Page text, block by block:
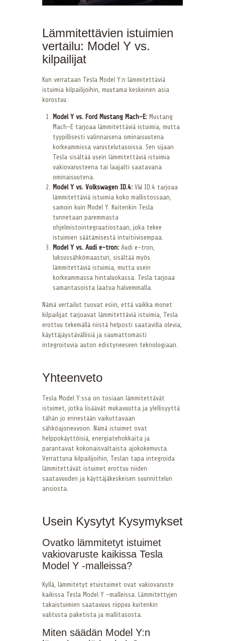
Lämmitettävien istuimien
vertailu: Model Y vs.
kilpailijat
Kun verrataan Tesla Model Y:n lämmitettäviä
istuimia kilpailijoihin, muutama keskeinen asia
korostuu:
Model Y vs. Ford Mustang Mach-E: Mustang
Mach-E tarjoaa lämmitettäviä istuimia, mutta
tyypillisesti valinnaisena ominaisuutena
korkeammissa varustelutasoissa. Sen sijaan
Tesla sisältää usein lämmitettäviä istuimia
vakiovarusteena tai laajalti saatavana
ominaisuutena.
Model Y vs. Volkswagen ID.4: VW ID.4 tarjoaa
lämmitettäviä istuimia koko mallistossaan,
samoin kuin Model Y. Kuitenkin Tesla
tunnetaan paremmasta
ohjelmistointegraatiostaan, joka tekee
istuimien säätämisestä intuitiivisempaa.
Model Y vs. Audi e-tron: Audi e-tron,
luksussähkömaasturi, sisältää myös
lämmitettäviä istuimia, mutta usein
korkeammassa hintaluokassa. Tesla tarjoaa
samantasoista laatua halvemmalla.
Nämä vertailut tuovat esiin, että vaikka monet
kilpailijat tarjoavat lämmitettäviä istuimia, Tesla
erottuu tekemällä niistä helposti saatavilla olevia,
käyttäjäystävällisiä ja saumattomasti
integroituvia auton edistyneeseen teknologiaan.
Yhteenveto
Tesla Model Y:ssa on tosiaan lämmitettävät
istuimet, jotka lisäävät mukavuutta ja ylellisyyttä
tähän jo ennestään vaikuttavaan
sähköajoneuvoon. Nämä istuimet ovat
helppokäyttöisiä, energiatehokkaita ja
parantavat kokonaisvaltaista ajokokemusta.
Verrattuna kilpailijoihin, Teslan tapa integroida
lämmitettävät istuimet erottuu niiden
saatavuuden ja käyttäjäkeskeisen suunnittelun
ansiosta.
Usein Kysytyt Kysymykset
Ovatko lämmitetyt istuimet
vakiovaruste kaikissa Tesla
Model Y -malleissa?
Kyllä, lämmitetyt etuistuimet ovat vakiovaruste
kaikissa Tesla Model Y -malleissa. Lämmitettyjen
takaistuimien saatavuus riippuu kuitenkin
valitusta paketista ja mallitasosta.
Miten säädän Model Y:n